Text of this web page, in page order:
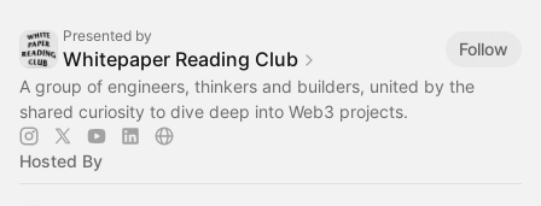
Presented by
Whitepaper Reading Club
Follow
A group of engineers, thinkers and builders, united by the
shared curiosity to dive deep into Web3 projects.
Hosted By